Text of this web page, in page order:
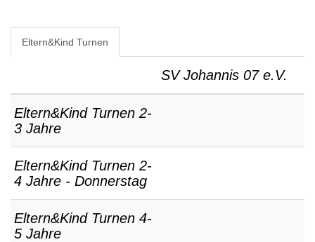
Eltern&Kind Turnen
SV Johannis 07 e.V.
Eltern&Kind Turnen 2-
3 Jahre
Eltern&Kind Turnen 2-
4 Jahre - Donnerstag
Eltern&Kind Turnen 4-
5 Jahre